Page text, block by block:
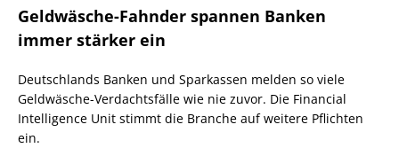
Geldwäsche-Fahnder spannen Banken
immer stärker ein
Deutschlands Banken und Sparkassen melden so viele
Geldwäsche-Verdachtsfälle wie nie zuvor. Die Financial
Intelligence Unit stimmt die Branche auf weitere Pflichten
ein.